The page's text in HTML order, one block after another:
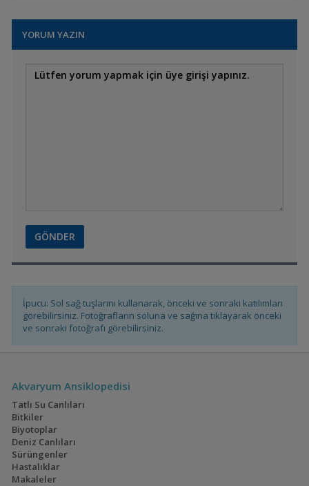
YORUM YAZIN
İpucu: Sol sağ tuşlarını kullanarak, önceki ve sonraki katılımları
görebilirsiniz. Fotoğrafların soluna ve sağına tıklayarak önceki
ve sonraki fotoğrafı görebilirsiniz.
Akvaryum Ansiklopedisi
Tatlı Su Canlıları
Bitkiler
Biyotoplar
Deniz Canlıları
Sürüngenler
Hastalıklar
Makaleler